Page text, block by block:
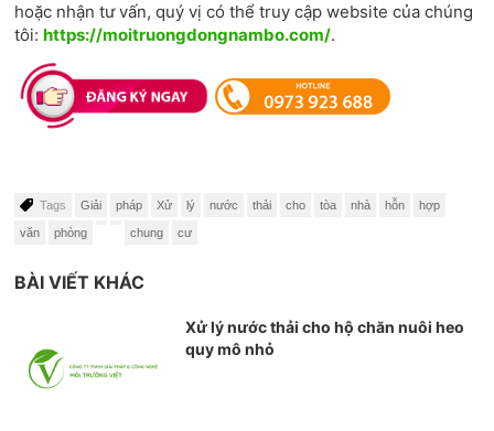
hoặc nhận tư vấn, quý vị có thể truy cập website của chúng
tôi:https://moitruongdongnambo.com/.
Tags Giải pháp Xử lý nước thải cho tòa nhà hỗn hợp
văn phòng chung cư
BÀI VIẾT KHÁC
Xử lý nước thải cho hộ chăn nuôi heo
quy mô nhỏ